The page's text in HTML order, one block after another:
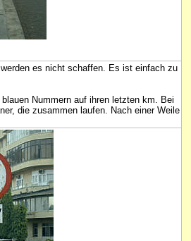
es nicht schaffen. Es ist einfach zu
Nummern auf ihren letzten km. Bei
die zusammen laufen. Nach einer Weile